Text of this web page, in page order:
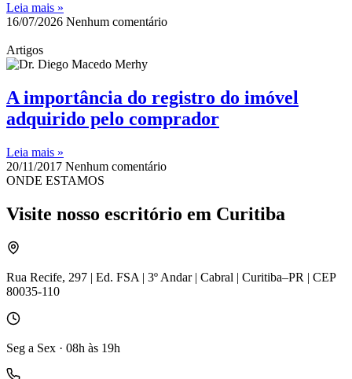
Leia mais »
16/07/2026 Nenhum comentário
Artigos
A importância do registro do imóvel
adquirido pelo comprador
Leia mais »
20/11/2017 Nenhum comentário
ONDE ESTAMOS
Visite nosso escritório em Curitiba
Rua Recife, 297 | Ed. FSA | 3º Andar | Cabral | Curitiba–PR | CEP
80035-110
Seg a Sex · 08h às 19h